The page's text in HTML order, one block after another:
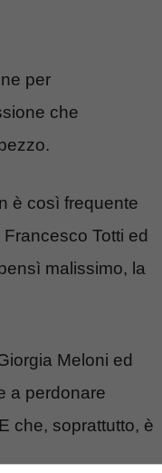
per
che
è così frequente
Totti ed
malissimo, la
Meloni ed
a perdonare
che, soprattutto, è